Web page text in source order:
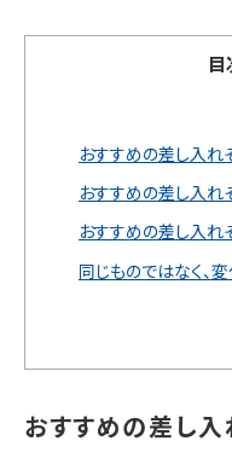
目
おすすめの差し入れ
おすすめの差し入れ
おすすめの差し入れ
同じものではなく、
おすすめの差し入